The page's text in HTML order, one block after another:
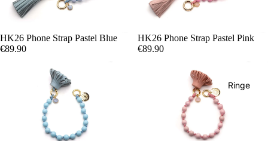
Airys
Ringe
HK26 Phone Strap Pastel Blue
€89.90
HK26 Phone Strap Pastel Pink
€89.90